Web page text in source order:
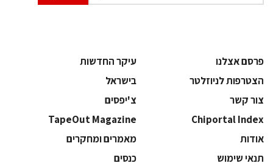
פרסם אצלנו
עיקר החדשות
הצטרפות לניוזלטר
בישראל
צור קשר
צ'יפסים
Chiportal Index
TapeOut Magazine
אודות
מאמרים ומחקרים
תנאי שימוש
כנסים